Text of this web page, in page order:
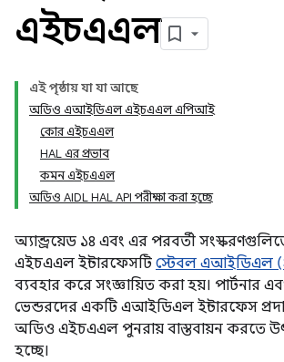
এইচএএল
এই পৃষ্ঠায় যা যা আছে
অডিও এআইডিএল এইচএএল এপিআই
কোর এইচএএল
HAL এর প্রভাব
কমন এইচএএল
অডিও AIDL HAL API পরীক্ষা করা হচ্ছে
অ্যান্ড্রয়েড ১৪ এবং এর পরবর্তী
এইচএএল ইন্টারফেসটি স্টেবল এআইডিএল
ব্যবহার করে সংজ্ঞায়িত করা হয়। পার্টনার
ভেন্ডরদের একটি এআইডিএল ইন্টারফেস
অডিও এইচএএল পুনরায় বাস্তবায়ন করতে
হচ্ছে।